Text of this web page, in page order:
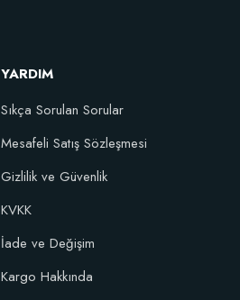
Stokta Yok
YARDIM
Sıkça Sorulan Sorular
Mesafeli Satış Sözleşmesi
Gizlilik ve Güvenlik
KVKK
İade ve Değişim
Kargo Hakkında